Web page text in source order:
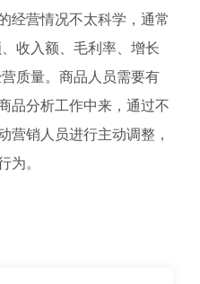
经营情况不太科学，通常
收入额、毛利率、增长
质量。商品人员需要有
品分析工作中来，通过不
营销人员进行主动调整，
为。